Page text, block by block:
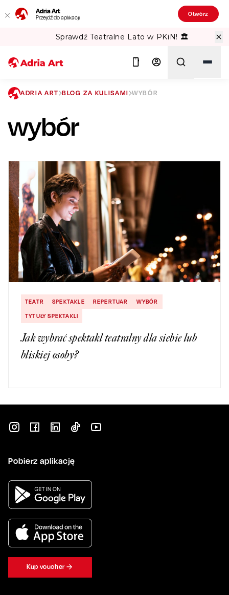
Adria Art
Przejdź do aplikacji Otwórz
Sprawdź Teatralne Lato w PKiN! 🏛️
ADRIA ART BLOG ZA KULISAMI WYBÓR
wybór
TEATR SPEKTAKLE REPERTUAR
WYBÓR
TYTUŁY SPEKTAKLI
Jak wybrać spektakl teatralny dla siebie lub
bliskiej osoby?
Pobierz aplikację
Kup voucher